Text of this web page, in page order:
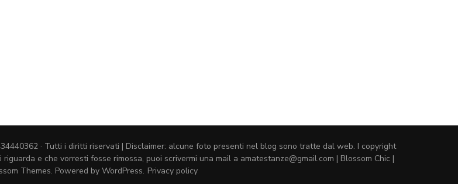
· Tutti i diritti riservati | Disclaimer: alcune foto presenti nel blog sono tratte dal web. I copyright
e che vorresti fosse rimossa, puoi scrivermi una mail a amatestanze@gmail.com | Blossom Chic |
Themes. Powered by WordPress. Privacy policy